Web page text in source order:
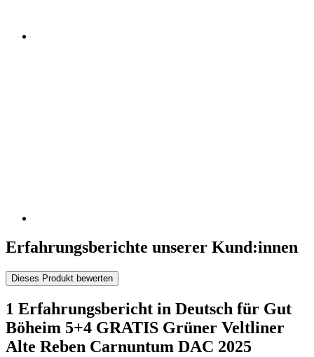
Erfahrungsberichte unserer Kund:innen
Dieses Produkt bewerten
1 Erfahrungsbericht in Deutsch für Gut
Böheim 5+4 GRATIS Grüner Veltliner
Alte Reben Carnuntum DAC 2025